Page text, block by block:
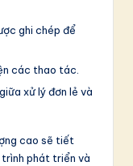
ghi chép để
các thao tác.
xử lý đơn lẻ và
cao sẽ tiết
phát triển và